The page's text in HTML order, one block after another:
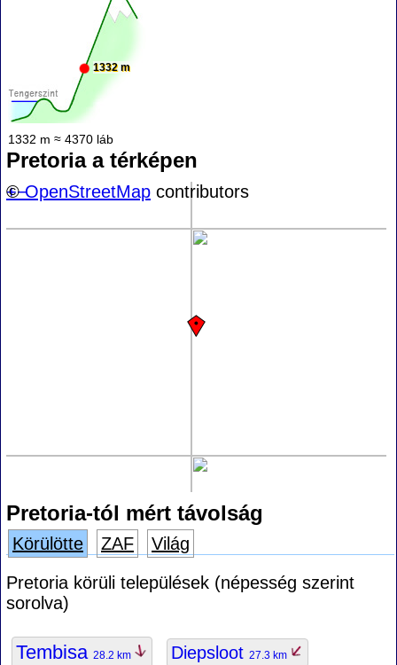
1332 m
1332 m ≈ 4370 láb
Pretoria a térképen
+−
©OpenStreetMap contributors
Pretoria-tól mért távolság
Körülötte ZAF
Világ
Pretoria körüli települések (népesség szerint
sorolva)
Tembisa 28.2 km Diepsloot 27.3 km